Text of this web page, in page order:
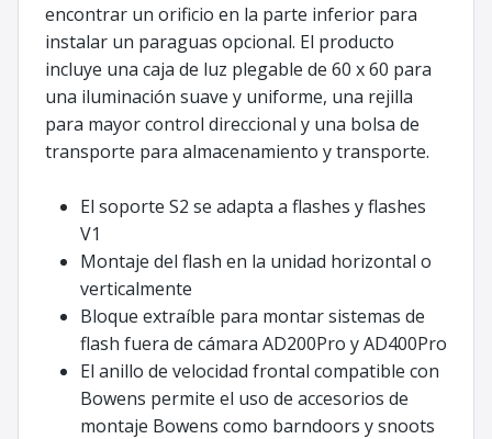
encontrar un orificio en la parte inferior para
instalar un paraguas opcional. El producto
incluye una caja de luz plegable de 60 x 60 para
una iluminación suave y uniforme, una rejilla
para mayor control direccional y una bolsa de
transporte para almacenamiento y transporte.
El soporte S2 se adapta a flashes y flashes
V1
Montaje del flash en la unidad horizontal o
verticalmente
Bloque extraíble para montar sistemas de
flash fuera de cámara AD200Pro y AD400Pro
El anillo de velocidad frontal compatible con
Bowens permite el uso de accesorios de
montaje Bowens como barndoors y snoots